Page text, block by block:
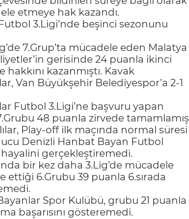
etmeye hak kazandı.
3.Ligi’nde beşinci sezonunu
7.Grup’ta mücadele eden Malatya
gerisinde 24 puanla ikinci
kazanmıştı. Kavak
Van Büyükşehir Belediyespor’a 2-1
Futbol 3.Ligi’ne başvuru yapan
48 puanla zirvede tamamlamış
Play-off ilk maçında normal süresi
Denizli Hanbat Bayan Futbol
gerçekleştiremedi.
bir kez daha 3.Lig’de mücadele
ettiği 6.Grubu 39 puanla 6.sırada
Spor Kulübü, grubu 21 puanla
başarısını gösteremedi.